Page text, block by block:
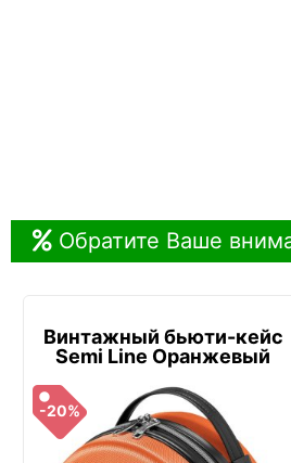
Обратите Ваше
Винтажный бьюти-кейс
Semi Line Оранжевый
-20%